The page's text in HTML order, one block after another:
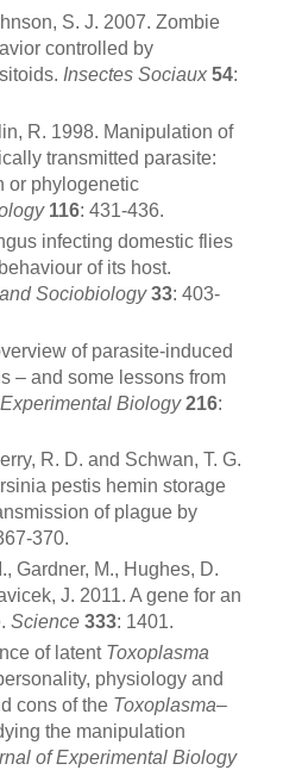
S. J. 2007. Zombie
controlled by
Insectes Sociaux 54:
R. 1998. Manipulation of
transmitted parasite:
or phylogenetic
116: 431-436.
infecting domestic flies
of its host.
Sociobiology 33: 403-
of parasite-induced
– and some lessons from
Biology 216:
R. D. and Schwan, T. G.
pestis hemin storage
of plague by
370.
Gardner, M., Hughes, D.
J. 2011. A gene for an
Science 333: 1401.
of latent Toxoplasma
physiology and
cons of the Toxoplasma–
the manipulation
of Experimental Biology